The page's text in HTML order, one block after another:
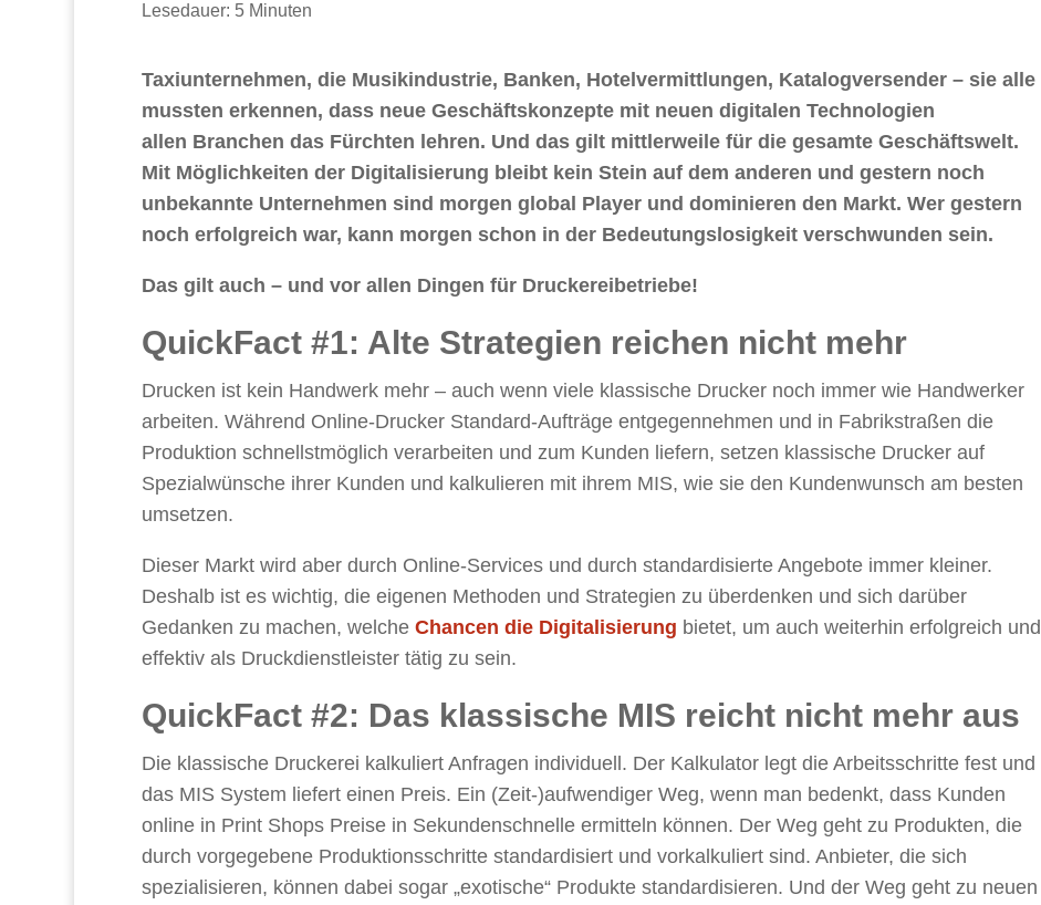
Lesedauer: 5 Minuten
Taxiunternehmen, die Musikindustrie, Banken, Hotelvermittlungen, Katalogversender – sie alle
mussten erkennen, dass neue Geschäftskonzepte mit neuen digitalen Technologien
allen Branchen das Fürchten lehren. Und das gilt mittlerweile für die gesamte Geschäftswelt.
Mit Möglichkeiten der Digitalisierung bleibt kein Stein auf dem anderen und gestern noch
unbekannte Unternehmen sind morgen global Player und dominieren den Markt. Wer gestern
noch erfolgreich war, kann morgen schon in der Bedeutungslosigkeit verschwunden sein.
Das gilt auch – und vor allen Dingen für Druckereibetriebe!
QuickFact #1: Alte Strategien reichen nicht mehr
Drucken ist kein Handwerk mehr – auch wenn viele klassische Drucker noch immer wie Handwerker
arbeiten. Während Online-Drucker Standard-Aufträge entgegennehmen und in Fabrikstraßen die
Produktion schnellstmöglich verarbeiten und zum Kunden liefern, setzen klassische Drucker auf
Spezialwünsche ihrer Kunden und kalkulieren mit ihrem MIS, wie sie den Kundenwunsch am besten
umsetzen.
Dieser Markt wird aber durch Online-Services und durch standardisierte Angebote immer kleiner.
Deshalb ist es wichtig, die eigenen Methoden und Strategien zu überdenken und sich darüber
Gedanken zu machen, welche Chancen die Digitalisierung bietet, um auch weiterhin erfolgreich und
effektiv als Druckdienstleister tätig zu sein.
QuickFact #2: Das klassische MIS reicht nicht mehr aus
Die klassische Druckerei kalkuliert Anfragen individuell. Der Kalkulator legt die Arbeitsschritte fest und
das MIS System liefert einen Preis. Ein (Zeit-)aufwendiger Weg, wenn man bedenkt, dass Kunden
online in Print Shops Preise in Sekundenschnelle ermitteln können. Der Weg geht zu Produkten, die
durch vorgegebene Produktionsschritte standardisiert und vorkalkuliert sind. Anbieter, die sich
spezialisieren, können dabei sogar „exotische“ Produkte standardisieren. Und der Weg geht zu neuen